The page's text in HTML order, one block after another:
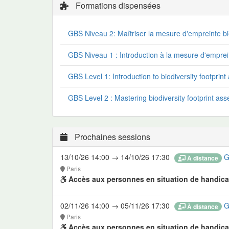
Formations dispensées
GBS Niveau 2: Maîtriser la mesure d'empreinte
GBS Niveau 1 : Introduction à la mesure
GBS Level 1: Introduction to biodiversity
GBS Level 2 : Mastering biodiversity footprint
Prochaines sessions
13/10/26 14:00 → 14/10/26 17:30 À distance
Paris
Accès aux personnes en situation de
02/11/26 14:00 → 05/11/26 17:30 À distance
Paris
Accès aux personnes en situation de